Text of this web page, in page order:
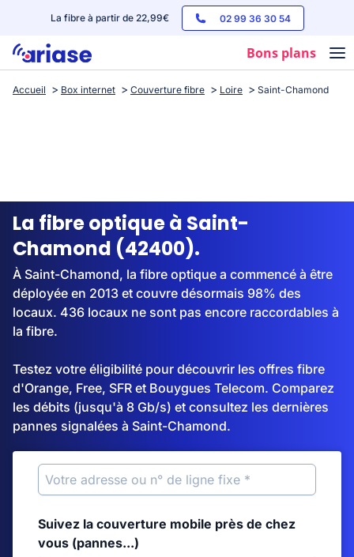
La fibre à partir de 22,99€ 02 99 36 30 54
Bons plans
Box internet
Streaming
Accueil Box internet Couverture fibre Loire Saint-Chamond
La fibre optique à Saint-
Chamond (42400).
À Saint-Chamond, la fibre optique a commencé à être
déployée en 2013 et couvre désormais 98% des
locaux. 436 locaux ne sont pas encore raccordables à
la fibre.
Testez votre éligibilité pour découvrir les offres fibre
d'Orange, Free, SFR et Bouygues Telecom. Comparez
les débits (jusqu'à 8 Gb/s) et consultez les dernières
pannes signalées à Saint-Chamond.
Suivez la couverture mobile près de chez
vous (pannes...)